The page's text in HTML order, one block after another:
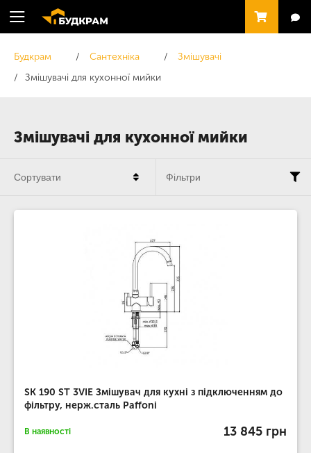
Змішувачі для кухонної мийки
Будкрам Сантехніка
Змішувачі
Змішувачі для кухонної мийки
SK 190 ST 3VIE Змішувач для кухні з підключенням до
фільтру, нерж.сталь Paffoni
В наявності 13 845 грн
Сортувати Фільтри